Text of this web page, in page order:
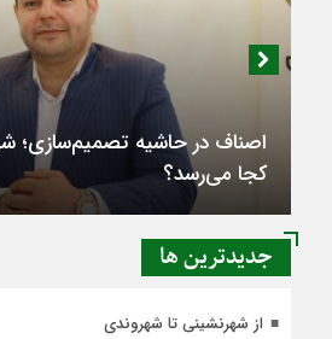
اصناف در حاشیه تصمیم‌سازی؛
کجا می‌رسد؟
جديدترين ها
از شهرنشینی تا شهروندی